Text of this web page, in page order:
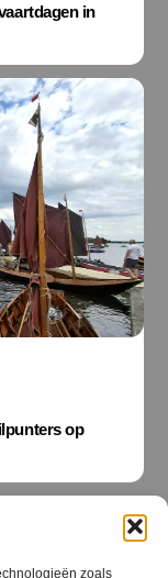
zoals
in
op